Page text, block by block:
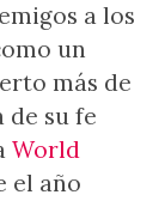
a los
un
más de
de su fe
World
el año